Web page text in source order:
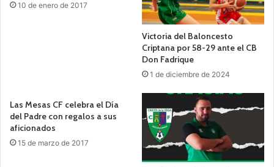
10 de enero de 2017
Victoria del Baloncesto
Criptana por 58-29 ante el CB
Don Fadrique
1 de diciembre de 2024
Las Mesas CF celebra el Día
del Padre con regalos a sus
aficionados
15 de marzo de 2017